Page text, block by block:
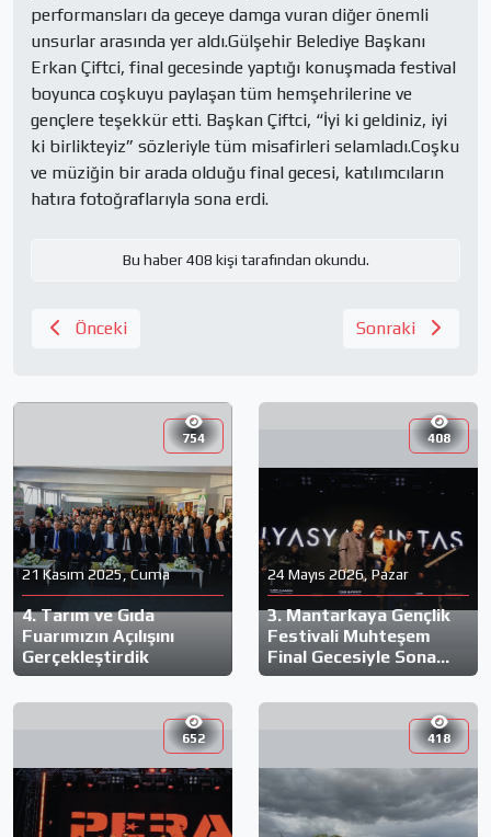
754
21 Kasım 2025, Cuma
4. Tarım ve Gıda
Fuarımızın Açılışını
Gerçekleştirdik
408
24 Mayıs 2026, Pazar
3. Mantarkaya Gençlik
Festivali Muhteşem
Final Gecesiyle Sona
Erdi!
652 418
performansları da geceye damga vuran diğer önemli
unsurlar arasında yer aldı.Gülşehir Belediye Başkanı
Erkan Çiftci, final gecesinde yaptığı konuşmada festival
boyunca coşkuyu paylaşan tüm hemşehrilerine ve
gençlere teşekkür etti. Başkan Çiftci, “İyi ki geldiniz, iyi
ki birlikteyiz” sözleriyle tüm misafirleri selamladı.Coşku
ve müziğin bir arada olduğu final gecesi, katılımcıların
hatıra fotoğraflarıyla sona erdi.
Bu haber 408 kişi tarafından okundu.
Önceki Sonraki